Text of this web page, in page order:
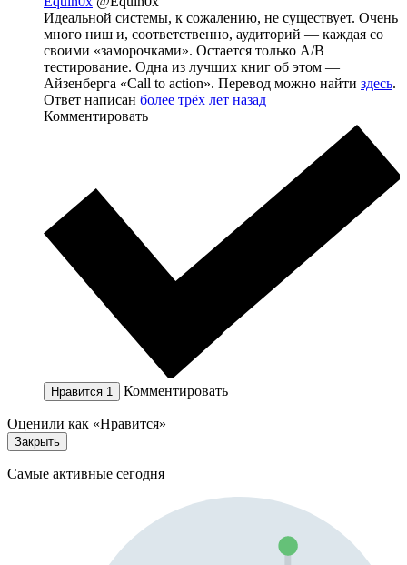
Идеальной системы, к сожалению, не существует. Очень
много ниш и, соответственно, аудиторий — каждая со
своими «заморочками». Остается только A/B
тестирование. Одна из лучших книг об этом —
Айзенберга «Call to action». Перевод можно найти здесь.
Ответ написан более трёх лет назад
Комментировать
Нравится 1 Комментировать
Оценили как «Нравится»
Закрыть
Самые активные сегодня